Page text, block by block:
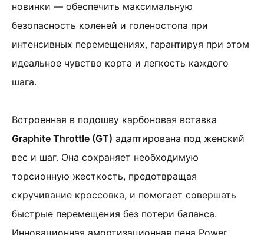
новинки — обеспечить максимальную
безопасность коленей и голеностопа при
интенсивных перемещениях, гарантируя при этом
идеальное чувство корта и легкость каждого
шага.
Встроенная в подошву карбоновая вставка
Graphite Throttle (GT) адаптирована под женский
вес и шаг. Она сохраняет необходимую
торсионную жесткость, предотвращая
скручивание кроссовка, и помогает совершать
быстрые перемещения без потери баланса.
Инновационная амортизационная пена Power